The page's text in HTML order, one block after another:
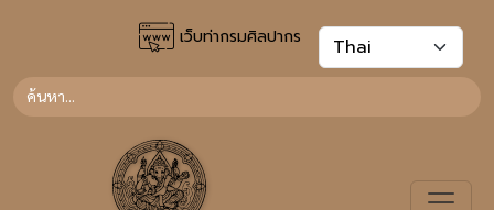
เว็บท่ากรมศิลปากร